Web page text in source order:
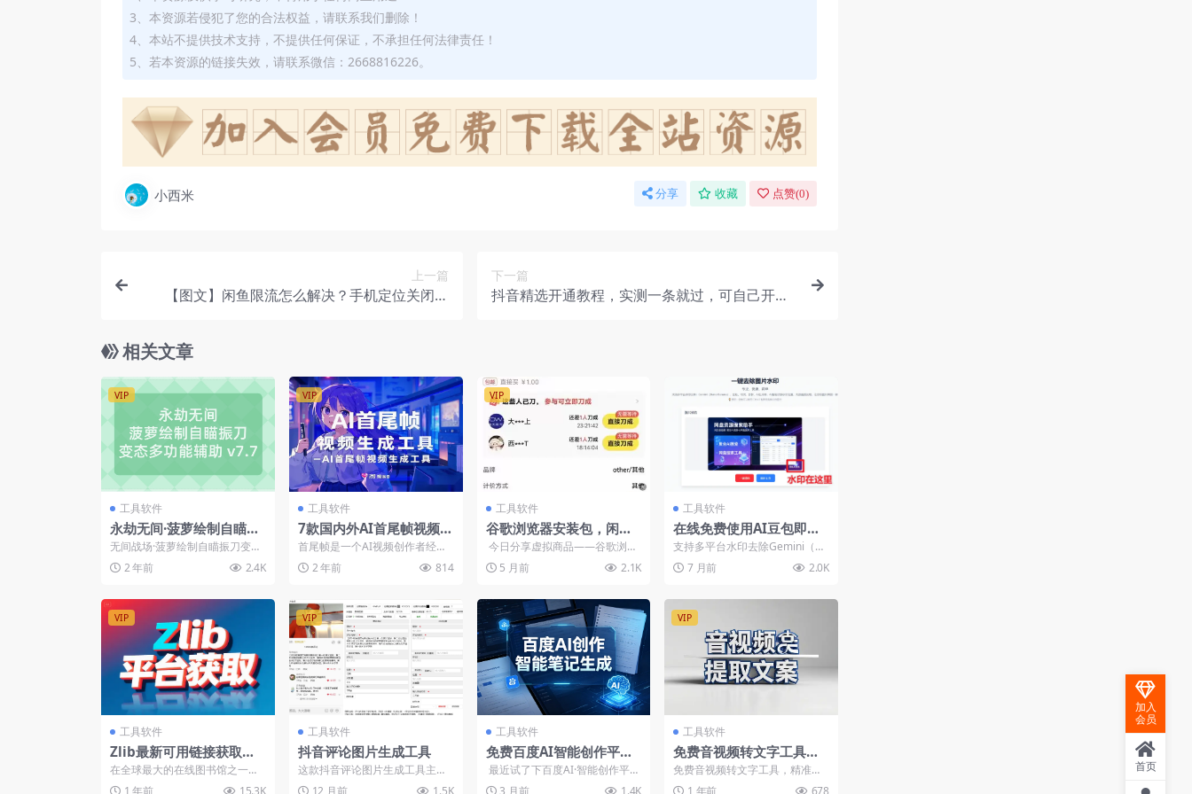
3、本资源若侵犯了您的合法权益，请联系我们删除！
4、本站不提供技术支持，不提供任何保证，不承担任何法律责任！
5、若本资源的链接失效，请联系微信：2668816226。
小西米 分享 收藏 点赞(0)
上一篇
【图文】闲鱼限流怎么解决？手机定位关闭方
下一篇
抖音精选开通教程，实测一条就过，可自己开通
相关文章
VIP
工具软件
永劫无间·菠萝绘制自瞄振
刀变态多功能辅助 v7.7
无间战场·菠萝绘制自瞄振刀变态
多功能辅助部分电脑蓝屏或无效
果的可自行设置读写方式...
2 年前 2.4K
VIP
工具软件
7款国内外AI首尾帧视频生
成工具大汇总(附网址、教
程和案例)【飞书文档教
学】
首尾帧是一个AI视频创作者经常
会用到的功能，最近爆火的山海
经神兽变身、万物有灵各...
2 年前 814
VIP
工具软件
谷歌浏览器安装包，闲鱼
卖出4000+的销量
今日分享虚拟商品——谷歌浏览
器安装包可以在闲鱼卖出4000
+的销量！...
5 月前 2.1K
工具软件
在线免费使用AI豆包即梦
Gemini等一键去除图片水
印工具
支持多平台水印去除Gemini（N
ano Banana）、豆包、可灵、即
梦、AI...
7 月前 2.0K
VIP
工具软件
Zlib最新可用链接获取平
台推荐，每日更新实时可
用Z站访问地址【在线工
在全球最大的在线图书馆之一
——Zlib（又称Z-Library）持续
1 年前 15.3K
VIP
工具软件
抖音评论图片生成工具
这款抖音评论图片生成工具主要
功能是快速创建高度仿真的抖音
12 月前 1.5K
工具软件
免费百度AI智能创作平台
的笔记生成网站-在线工具
最近试了下百度AI·智能创作平台
的笔记生成功能，说实话比我预
3 月前 1.4K
VIP
工具软件
免费音视频转文字工具：
本地使用，内置Whisper
模型，精准提取文案
免费音视频转文字工具，精准高
效，免部署开箱即用！你是否在
1 年前 678
加入
会员
首页